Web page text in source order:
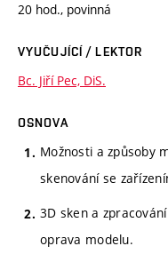
20 hod., povinná
VYUČUJÍCÍ / LEKTOR
Bc. Jiří Pec, DiS.
OSNOVA
Možnosti a způsoby
skenování se
3D sken a
oprava modelu.